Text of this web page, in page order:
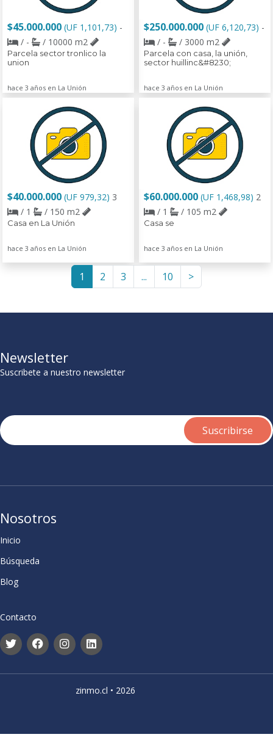
$45.000.000 (UF 1,101,73) -
/ -
/ 10000 m2
Parcela sector tronlico la
union
hace 3 años en La Unión
$250.000.000 (UF 6,120,73) -
/ -
/ 3000 m2
Parcela con casa, la unión,
sector huillinc&#8230;
hace 3 años en La Unión
$40.000.000 (UF 979,32) 3
/ 1
/ 150 m2
Casa en La Unión
hace 3 años en La Unión
$60.000.000 (UF 1,468,98) 2
/ 1
/ 105 m2
Casa se
hace 3 años en La Unión
1 2 3 ... 10 >
Newsletter
Suscribete a nuestro newsletter
Nosotros
Inicio
Búsqueda
Blog
Contacto
zinmo.cl • 2026